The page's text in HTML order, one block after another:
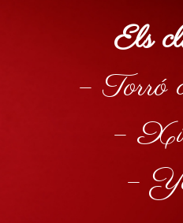
Els
– Torró
–
–